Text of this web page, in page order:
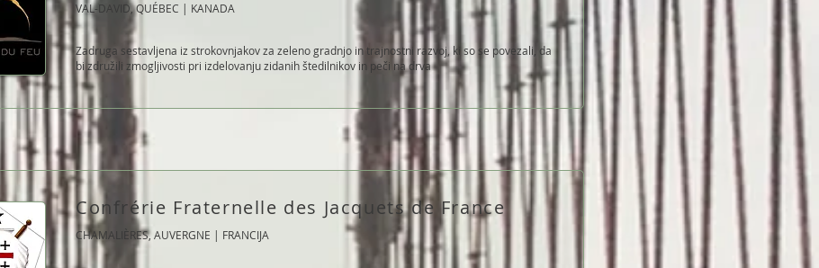
VAL-DAVID, QUÉBEC | KANADA
Zadruga sestavljena iz strokovnjakov za zeleno gradnjo in trajnostni razvoj, ki so se povezali, da
bi združili zmogljivosti pri izdelovanju zidanih štedilnikov in peči na drva
Confrérie Fraternelle des Jacquets de France
CHAMALIÈRES, AUVERGNE | FRANCIJA